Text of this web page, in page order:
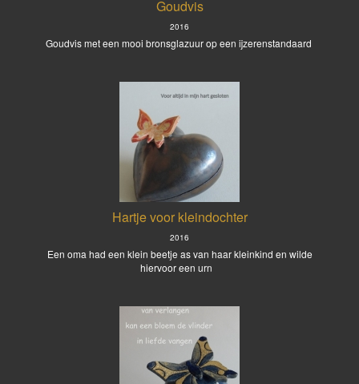
Goudvis
2016
Goudvis met een mooi bronsglazuur op een ijzerenstandaard
Hartje voor kleindochter
2016
Een oma had een klein beetje as van haar kleinkind en wilde
hiervoor een urn